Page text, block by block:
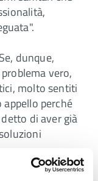
dunque,
vero,
molto sentiti
perché
di aver già